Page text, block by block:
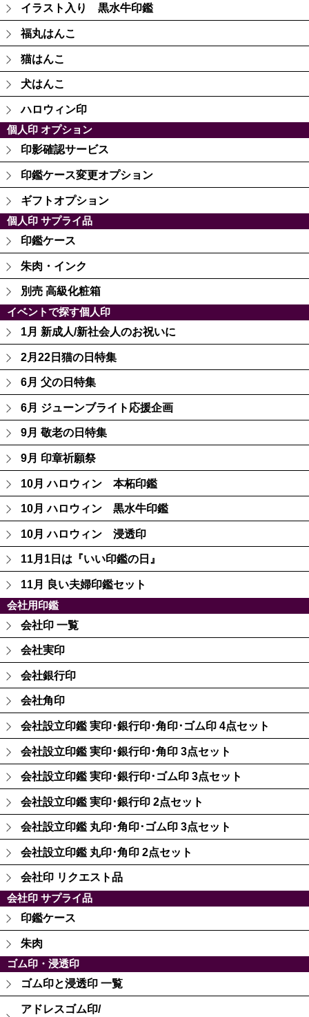
イラスト入り 黒水牛印鑑
福丸はんこ
猫はんこ
犬はんこ
ハロウィン印
個人印 オプション
印影確認サービス
印鑑ケース変更オプション
ギフトオプション
個人印 サプライ品
印鑑ケース
朱肉・インク
別売 高級化粧箱
イベントで探す個人印
1月 新成人/新社会人のお祝いに
2月22日猫の日特集
6月 父の日特集
6月 ジューンブライト応援企画
9月 敬老の日特集
9月 印章祈願祭
10月 ハロウィン 本柘印鑑
10月 ハロウィン 黒水牛印鑑
10月 ハロウィン 浸透印
11月1日は『いい印鑑の日』
11月 良い夫婦印鑑セット
会社用印鑑
会社印 一覧
会社実印
会社銀行印
会社角印
会社設立印鑑 実印･銀行印･角印･ゴム印 4点セット
会社設立印鑑 実印･銀行印･角印 3点セット
会社設立印鑑 実印･銀行印･ゴム印 3点セット
会社設立印鑑 実印･銀行印 2点セット
会社設立印鑑 丸印･角印･ゴム印 3点セット
会社設立印鑑 丸印･角印 2点セット
会社印 リクエスト品
会社印 サプライ品
印鑑ケース
朱肉
ゴム印・浸透印
ゴム印と浸透印 一覧
アドレスゴム印/